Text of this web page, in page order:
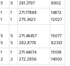
5
5
281,3797
8902
1
1
1
1
271,77888
275,3423
14872
12027
5
5
5
5
271,48457
282,8776
15077
82333
1
2
1
2
271,44074
272,2856
15108
14000